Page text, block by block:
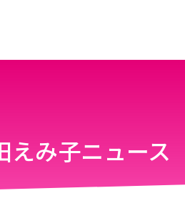
えみ子ニュー